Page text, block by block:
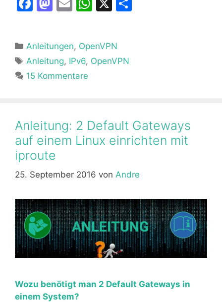
e
b
o
o
d
o
l
s
A
Kategorien
Anleitungen, OpenVPN
Schlagwörter
Anleitung, IPv6, OpenVPN
15 Kommentare
Anleitung: 2 Default Gateways
auf einem Linux einrichten mit
iproute
25. September 2016 von Andre
Wozu benötigt man 2 Default Gateways in
einem System?